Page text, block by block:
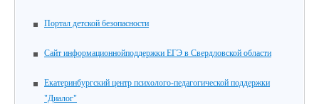
Портал детской безопасности
Сайт информационнойподдержки ЕГЭ в Свердловской области
Екатеринбургский центр психолого-педагогической поддержки
"Диалог"